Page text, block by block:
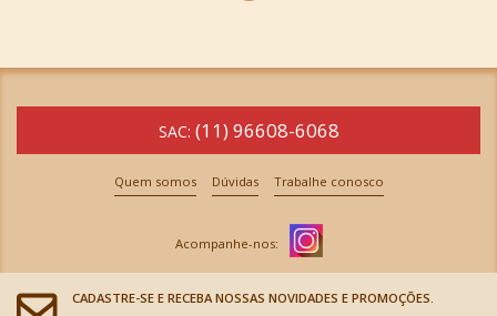
SAC: (11) 96608-6068
Quem somos Dúvidas Trabalhe conosco
CADASTRE-SE E RECEBA NOSSAS NOVIDADES E PROMOÇÕES.